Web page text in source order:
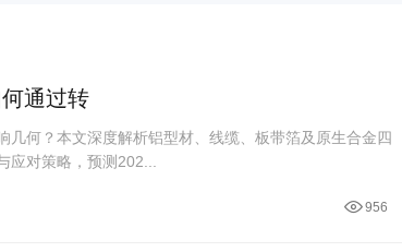
通过转
几何？本文深度解析铝型材、线缆、板带箔及原生合金四
对策略，预测202...
956